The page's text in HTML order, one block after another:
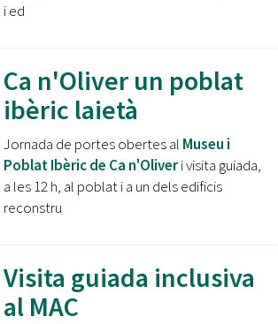
i ed
Ca n'Oliver un poblat
ibèric laietà
Jornada de portes obertes al Museu i
Poblat Ibèric de Ca n'Oliveri visita guiada,
a les 12 h, al poblat i a un dels edificis
reconstru
Visita guiada inclusiva
al MAC